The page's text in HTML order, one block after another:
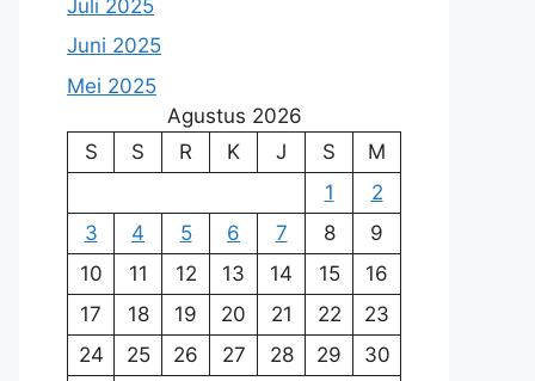
Juli 2025
Juni 2025
Mei 2025
Agustus 2026
S
S R K J S
M
1
2
3
4 5 6 7 8
9
10
11 12 13 14 15
16
17
18 19 20 21 22
23
24
25 26 27 28 29
30